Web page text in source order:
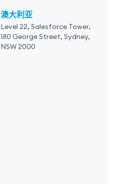
澳大利亚
Level 22, Salesforce Tower,
180 George Street, Sydney,
NSW 2000